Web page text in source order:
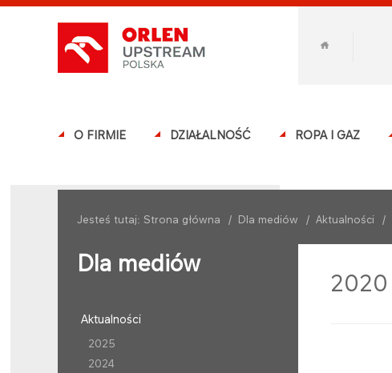
O FIRMIE DZIAŁALNOŚĆ ROPA I GAZ
Jesteś tutaj: Strona główna / Dla mediów / Aktualności /
Dla mediów
Aktualności
2025
2024
2020